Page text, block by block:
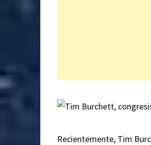
Recientemente, Tim